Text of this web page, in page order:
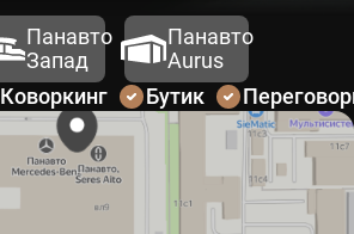
Панавто
Запад
Панавто
Aurus
Коворкинг Бутик